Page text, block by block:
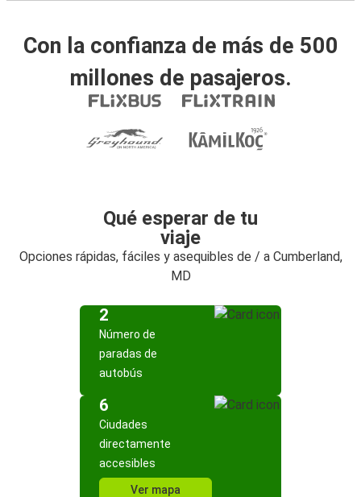
Con la confianza de más de 500
millones de pasajeros.
Qué esperar de tu
viaje
Opciones rápidas, fáciles y asequibles de / a Cumberland,
MD
2
Número de
paradas de
autobús
6
Ciudades
directamente
accesibles
Ver mapa